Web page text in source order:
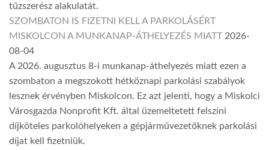
tűzszerész alakulatát.
SZOMBATON IS FIZETNI KELL A PARKOLÁSÉRT
MISKOLCON A MUNKANAP-ÁTHELYEZÉS MIATT 2026-
08-04
A 2026. augusztus 8-i munkanap-áthelyezés miatt ezen a
szombaton a megszokott hétköznapi parkolási szabályok
lesznek érvényben Miskolcon. Ez azt jelenti, hogy a Miskolci
Városgazda Nonprofit Kft. által üzemeltetett felszíni
díjköteles parkolóhelyeken a gépjárművezetőknek parkolási
díjat kell fizetniük.